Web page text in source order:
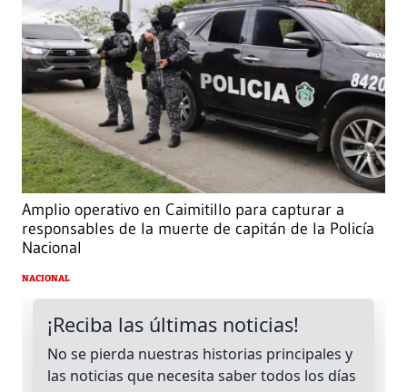
Amplio operativo en Caimitillo para capturar a
responsables de la muerte de capitán de la Policía
Nacional
NACIONAL